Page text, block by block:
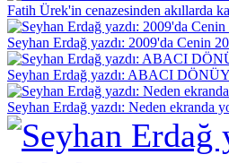
Fatih Ürek'in cenazesinden akıllarda
Seyhan Erdağ yazdı: 2009'da Cenin
Seyhan Erdağ yazdı: ABACI
Seyhan Erdağ yazdı: Neden ekranda